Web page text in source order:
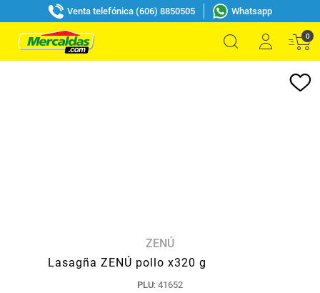
Venta telefónica (606) 8850505 Whatsapp
0
ZENÚ
Lasagña ZENÚ pollo x320 g
PLU: 41652